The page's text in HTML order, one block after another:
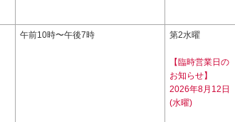
午前10時〜午後7時 第2水曜
【臨時営業日の
お知らせ】
2026年8月12日
(水曜)